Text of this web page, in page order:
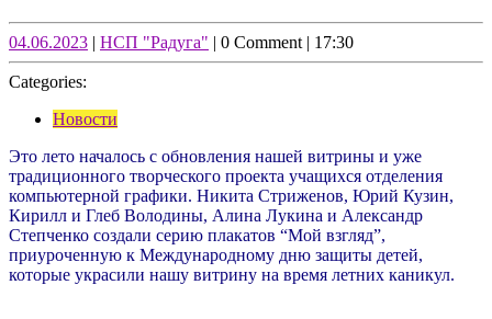
04.06.202304.06.2023
| НСП "Радуга" НСП
"Радуга"
| 0 Comment | 17:30
Categories:
Новости
Это лето началось с обновления нашей витрины и уже
традиционного творческого проекта учащихся отделения
компьютерной графики. Никита Стриженов, Юрий Кузин,
Кирилл и Глеб Володины, Алина Лукина и Александр
Степченко создали серию плакатов “Мой взгляд”,
приуроченную к Международному дню защиты детей,
которые украсили нашу витрину на время летних каникул.